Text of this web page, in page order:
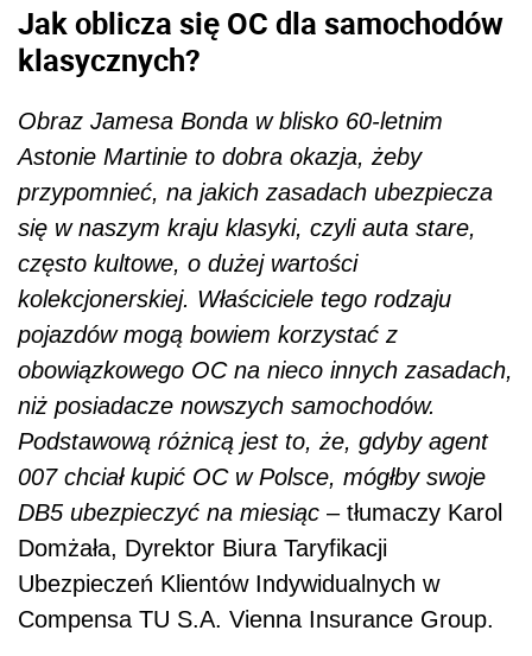
Jak oblicza się OC dla samochodów
klasycznych?
Obraz Jamesa Bonda w blisko 60-letnim
Astonie Martinie to dobra okazja, żeby
przypomnieć, na jakich zasadach ubezpiecza
się w naszym kraju klasyki, czyli auta stare,
często kultowe, o dużej wartości
kolekcjonerskiej. Właściciele tego rodzaju
pojazdów mogą bowiem korzystać z
obowiązkowego OC na nieco innych zasadach,
niż posiadacze nowszych samochodów.
Podstawową różnicą jest to, że, gdyby agent
007 chciał kupić OC w Polsce, mógłby swoje
DB5 ubezpieczyć na miesiąc – tłumaczy Karol
Domżała, Dyrektor Biura Taryfikacji
Ubezpieczeń Klientów Indywidualnych w
Compensa TU S.A. Vienna Insurance Group.